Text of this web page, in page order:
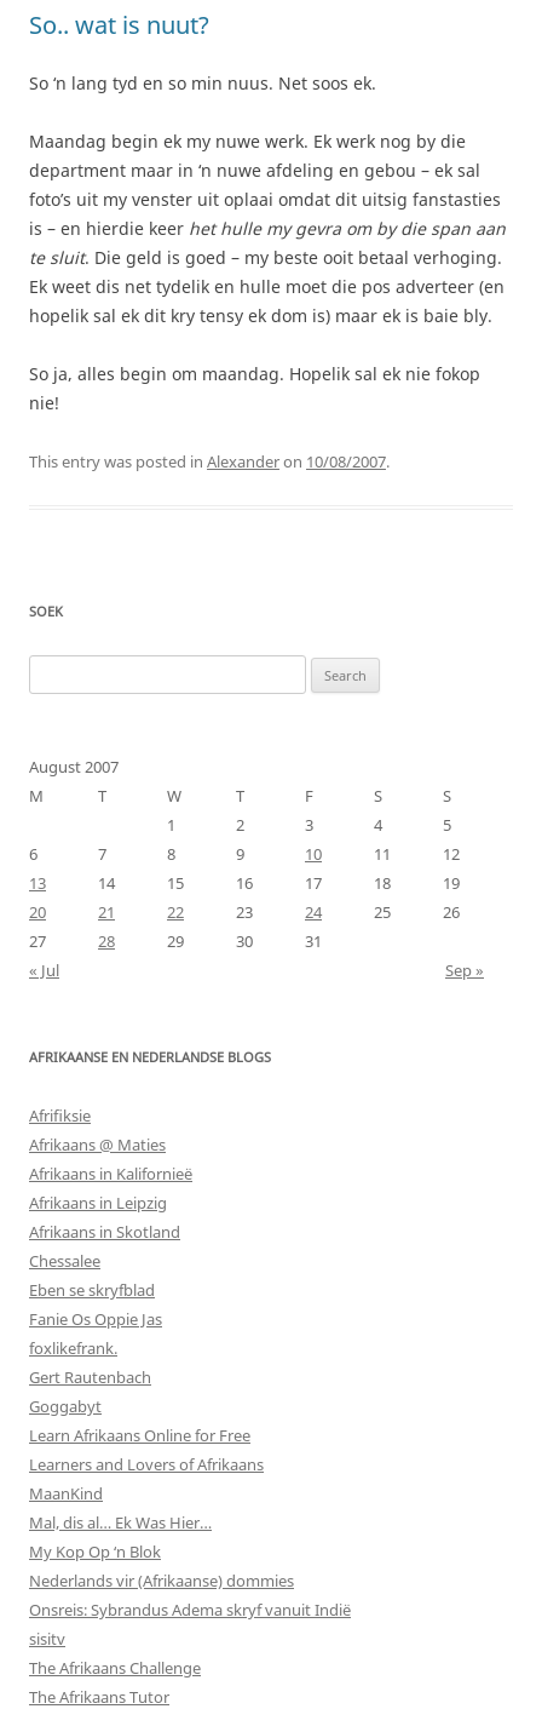
So.. wat is nuut?
So ‘n lang tyd en so min nuus. Net soos ek.
Maandag begin ek my nuwe werk. Ek werk nog by die
department maar in ‘n nuwe afdeling en gebou – ek sal
foto’s uit my venster uit oplaai omdat dit uitsig fanstasties
is – en hierdie keer het hulle my gevra om by die span aan
te sluit. Die geld is goed – my beste ooit betaal verhoging.
Ek weet dis net tydelik en hulle moet die pos adverteer (en
hopelik sal ek dit kry tensy ek dom is) maar ek is baie bly.
So ja, alles begin om maandag. Hopelik sal ek nie fokop
nie!
This entry was posted in Alexanderon 10/08/2007.
SOEK
for:
August 2007
M
T W T F S
S
1
2 3 4
5
6
7 8 9 10 11
12
13
14 15 16 17 18
19
20
21 22 23 24 25
26
27
28 29 30
31
« Jul
Sep »
AFRIKAANSE EN NEDERLANDSE BLOGS
Afrifiksie
Afrikaans @ Maties
Afrikaans in Kalifornieë
Afrikaans in Leipzig
Afrikaans in Skotland
Chessalee
Eben se skryfblad
Fanie Os Oppie Jas
foxlikefrank.
Gert Rautenbach
Goggabyt
Learn Afrikaans Online for Free
Learners and Lovers of Afrikaans
MaanKind
Mal, dis al… Ek Was Hier…
My Kop Op ‘n Blok
Nederlands vir (Afrikaanse) dommies
Onsreis: Sybrandus Adema skryf vanuit Indië
sisitv
The Afrikaans Challenge
The Afrikaans Tutor